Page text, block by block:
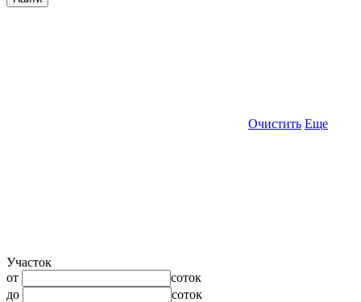
Очистить Еще
Участок
от
соток
до
соток